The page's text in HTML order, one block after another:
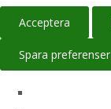
Acceptera
Spara preferenser